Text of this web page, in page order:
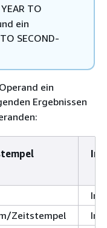
TO
ein
SECOND-
ein
Ergebnissen
Zeitstempel